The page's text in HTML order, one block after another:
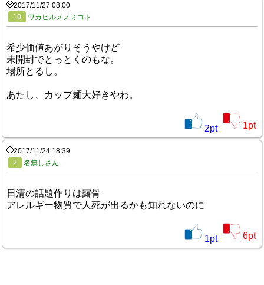
2017/11/27 08:00
10
ワカヒルメノミコト
希少価値あがりそうやけど
未開封でとっとくのもな。
場所とるし。
あたし、カップ麺大好きやわ。
2pt 1pt
2017/11/24 18:39
2
名無しさん
日清の話題作りは露骨
アレルギー物質で人死が出るかも知れないのに
1pt 6pt